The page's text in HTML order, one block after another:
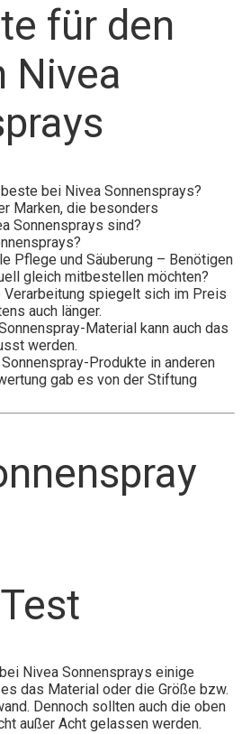
für den
Nivea
bei Nivea Sonnensprays?
Marken, die besonders
Sonnensprays sind?
Pflege und Säuberung – Benötigen
gleich mitbestellen möchten?
Verarbeitung spiegelt sich im Preis
auch länger.
Material kann auch das
werden.
Produkte in anderen
gab es von der Stiftung
Nivea Sonnensprays einige
das Material oder die Größe bzw.
Dennoch sollten auch die oben
außer Acht gelassen werden.